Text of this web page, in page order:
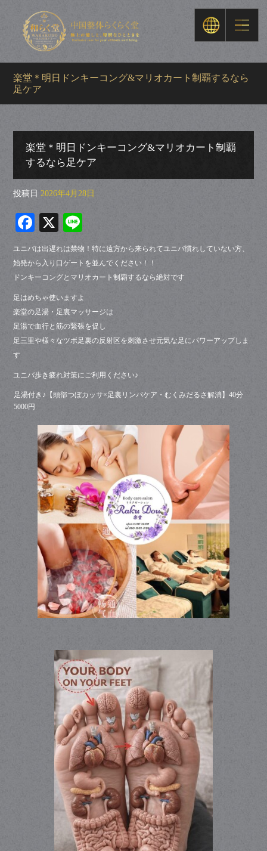
楽堂＊明日ドンキーコング&マリオカート制覇するなら
足ケア
楽堂＊明日ドンキーコング&マリオカート制覇
するなら足ケア
投稿日 2026年4月28日
Fa
ce
bo
ok
X
ne
ユニバは出遅れは禁物！特に遠方から来られてユニバ慣れしていない方、
始発から入り口ゲートを並んでください！！
ドンキーコングとマリオカート制覇するなら絶対です
足はめちゃ使いますよ
楽堂の足湯・足裏マッサージは
足湯で血行と筋の緊張を促し
足三里や様々なツボ足裏の反射区を刺激させ元気な足にパワーアップしま
す
ユニバ歩き疲れ対策にご利用ください♪
足湯付き♪【頭部つぼカッサ×足裏リンパケア・むくみだるさ解消】40分
5000円